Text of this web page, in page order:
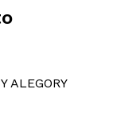
ALEGORY